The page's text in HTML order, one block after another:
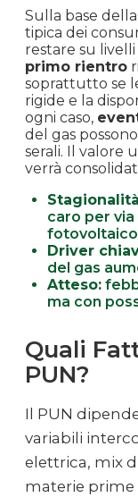
2025
Dicembre
2024
Novembre
2024
Ottobre
2024
Settembre
2024
2024
2024
Giugno
2024
Sulla base
tipica dei
restare su
primo rientro
soprattutto se
rigide e la
ogni caso,
del gas
serali. Il valore
verrà
caro per
Driver
del gas
Atteso:
ma con
Quali
PUN?
Il PUN
variabili
elettrica, mix
materie prime